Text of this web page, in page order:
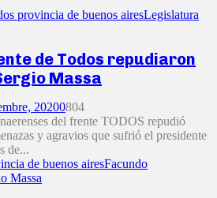
provincia de buenos airesLegislatura
de Todos repudiaron
Massa
20200804
del frente TODOS repudió
y agravios que sufrió el presidente
de...
de buenos airesFacundo
Massa